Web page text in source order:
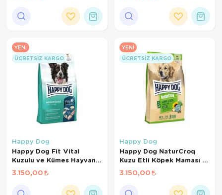
YENI
ÜCRETSIZ KARGO
Happy Dog
Happy Dog Fit Vital
Kuzulu ve Kümes Hayvanlı
Orta Irk Yetişkin Köpek
Maması 12 Kg
3.150,00
YENI
ÜCRETSIZ KARGO
Happy Dog
Happy Dog NaturCroq
Kuzu Etli Köpek Maması 15
Kg
3.150,00